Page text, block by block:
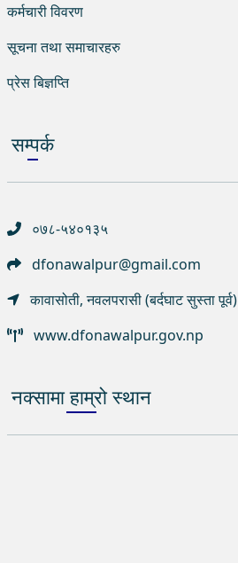
कर्मचारी विवरण
सूचना तथा समाचारहरु
प्रेस बिज्ञप्ति
सम्पर्क
०७८-५४०१३५
dfonawalpur@gmail.com
कावासोती, नवलपरासी (बर्दघाट सुस्ता पूर्व)
www.dfonawalpur.gov.np
नक्सामा हाम्रो स्थान